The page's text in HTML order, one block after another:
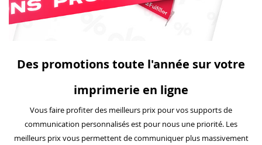
Des promotions toute l'année sur votre
imprimerie en ligne
Vous faire profiter des meilleurs prix pour vos supports de
communication personnalisés est pour nous une priorité. Les
meilleurs prix vous permettent de communiquer plus massivement
IA + équipe disponible 24/7